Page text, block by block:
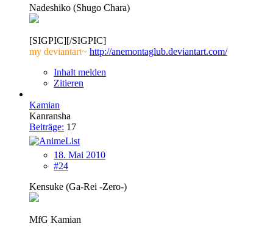
Nadeshiko (Shugo Chara)
[SIGPIC][/SIGPIC]
my deviantart~ http://anemontaglub.deviantart.com/
Inhalt melden
Zitieren
Kamian
Kanransha
Beiträge: 17
18. Mai 2010
#24
Kensuke (Ga-Rei -Zero-)
MfG Kamian